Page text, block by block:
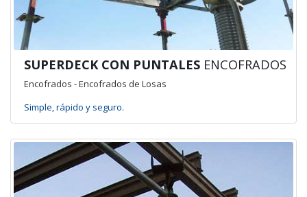
SUPERDECK CON PUNTALES ENCOFRADOS
Encofrados - Encofrados de Losas
Simple, rápido y seguro.